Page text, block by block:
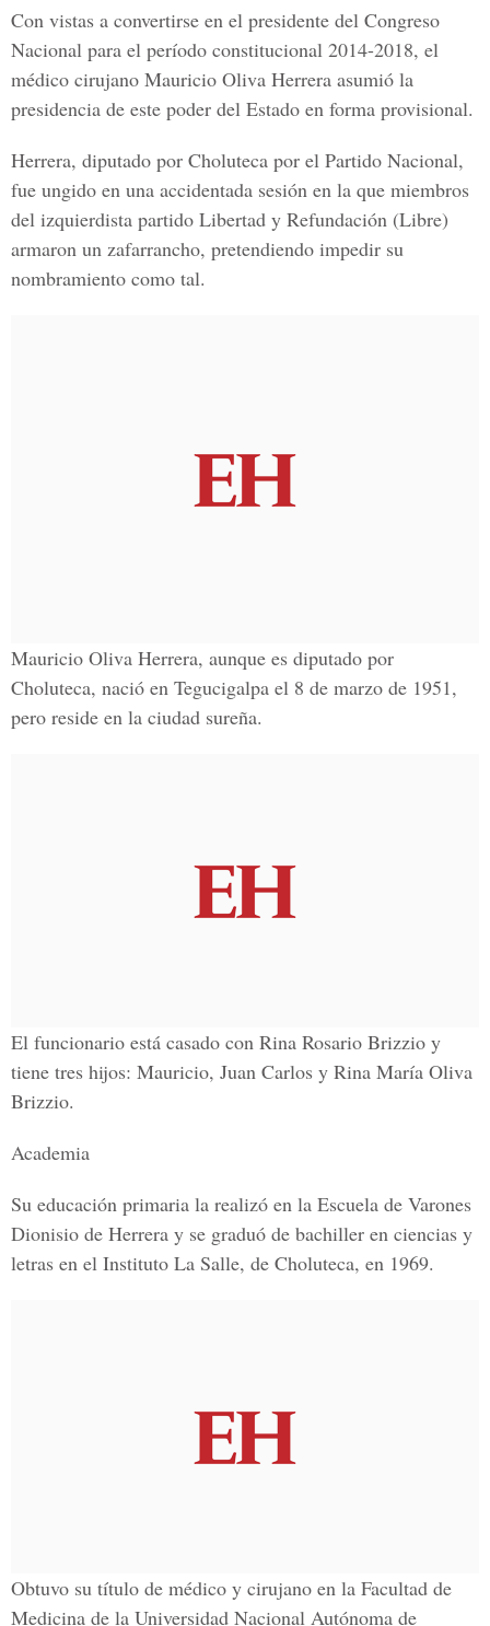
Con vistas a convertirse en el presidente del Congreso
Nacional para el período constitucional 2014-2018, el
médico cirujano Mauricio Oliva Herrera asumió la
presidencia de este poder del Estado en forma provisional.
Herrera, diputado por Choluteca por el Partido Nacional,
fue ungido en una accidentada sesión en la que miembros
del izquierdista partido Libertad y Refundación (Libre)
armaron un zafarrancho, pretendiendo impedir su
nombramiento como tal.
Mauricio Oliva Herrera, aunque es diputado por
Choluteca, nació en Tegucigalpa el 8 de marzo de 1951,
pero reside en la ciudad sureña.
El funcionario está casado con Rina Rosario Brizzio y
tiene tres hijos: Mauricio, Juan Carlos y Rina María Oliva
Brizzio.
Academia
Su educación primaria la realizó en la Escuela de Varones
Dionisio de Herrera y se graduó de bachiller en ciencias y
letras en el Instituto La Salle, de Choluteca, en 1969.
Obtuvo su título de médico y cirujano en la Facultad de
Medicina de la Universidad Nacional Autónoma de